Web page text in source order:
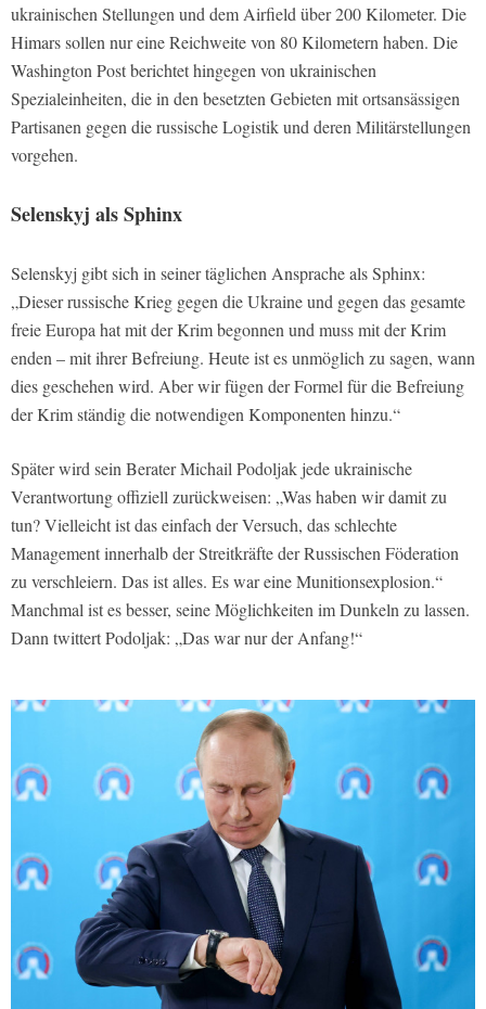
ukrainischen Stellungen und dem Airfield über 200 Kilometer. Die
Himars sollen nur eine Reichweite von 80 Kilometern haben. Die
Washington Post berichtet hingegen von ukrainischen
Spezialeinheiten, die in den besetzten Gebieten mit ortsansässigen
Partisanen gegen die russische Logistik und deren Militärstellungen
vorgehen.
Selenskyj als Sphinx
Selenskyj gibt sich in seiner täglichen Ansprache als Sphinx:
„Dieser russische Krieg gegen die Ukraine und gegen das gesamte
freie Europa hat mit der Krim begonnen und muss mit der Krim
enden – mit ihrer Befreiung. Heute ist es unmöglich zu sagen, wann
dies geschehen wird. Aber wir fügen der Formel für die Befreiung
der Krim ständig die notwendigen Komponenten hinzu.“
Später wird sein Berater Michail Podoljak jede ukrainische
Verantwortung offiziell zurückweisen: „Was haben wir damit zu
tun? Vielleicht ist das einfach der Versuch, das schlechte
Management innerhalb der Streitkräfte der Russischen Föderation
zu verschleiern. Das ist alles. Es war eine Munitionsexplosion.“
Manchmal ist es besser, seine Möglichkeiten im Dunkeln zu lassen.
Dann twittert Podoljak: „Das war nur der Anfang!“